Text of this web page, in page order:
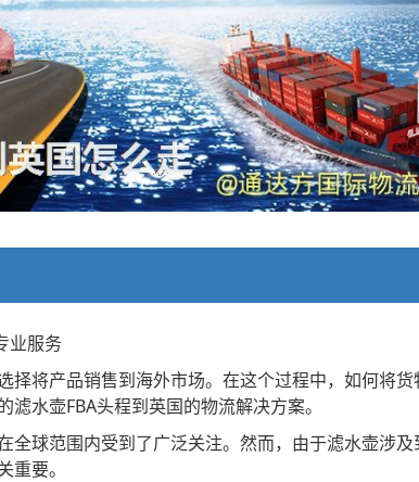
业服务
择将产品销售到海外市场。在这个过程中，如何将
水壶FBA头程到英国的物流解决方案。
全球范围内受到了广泛关注。然而，由于滤水壶涉
要。